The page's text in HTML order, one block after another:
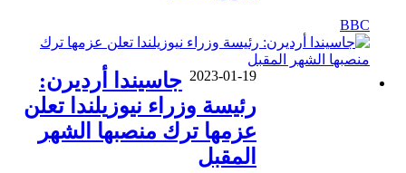
BBC
2023-01-19 جاسيندا أرديرن:
رئيسة وزراء نيوزيلندا تعلن
عزمها ترك منصبها الشهر
المقبل